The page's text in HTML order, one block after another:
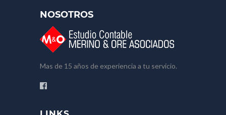
NOSOTROS
Mas de 15 años de experiencia a tu servicio.